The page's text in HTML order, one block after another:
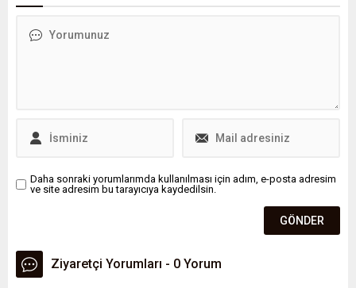
kaliteli eğitim ve kaliteli
Daha sonraki yorumlarımda kullanılması için adım, e-posta adresim
ve site adresim bu tarayıcıya kaydedilsin.
Ziyaretçi Yorumları - 0 Yorum